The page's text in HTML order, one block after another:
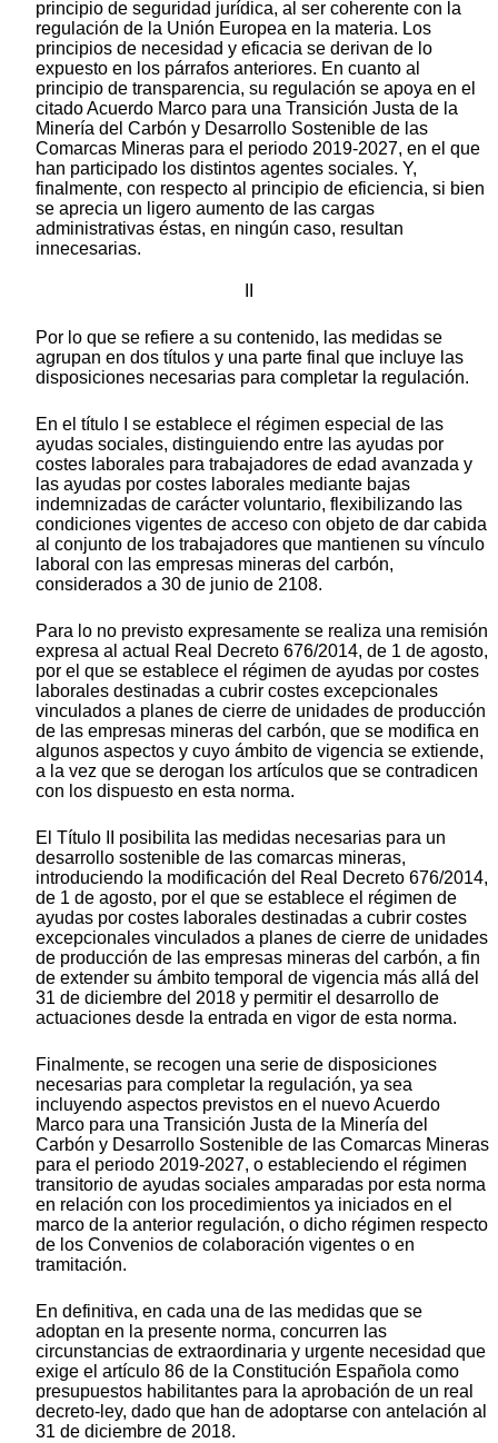
principio de seguridad jurídica, al ser coherente con la
regulación de la Unión Europea en la materia. Los
principios de necesidad y eficacia se derivan de lo
expuesto en los párrafos anteriores. En cuanto al
principio de transparencia, su regulación se apoya en el
citado Acuerdo Marco para una Transición Justa de la
Minería del Carbón y Desarrollo Sostenible de las
Comarcas Mineras para el periodo 2019-2027, en el que
han participado los distintos agentes sociales. Y,
finalmente, con respecto al principio de eficiencia, si bien
se aprecia un ligero aumento de las cargas
administrativas éstas, en ningún caso, resultan
innecesarias.
Por lo que se refiere a su contenido, las medidas se
agrupan en dos títulos y una parte final que incluye las
disposiciones necesarias para completar la regulación.
En el título I se establece el régimen especial de las
ayudas sociales, distinguiendo entre las ayudas por
costes laborales para trabajadores de edad avanzada y
las ayudas por costes laborales mediante bajas
indemnizadas de carácter voluntario, flexibilizando las
condiciones vigentes de acceso con objeto de dar cabida
al conjunto de los trabajadores que mantienen su vínculo
laboral con las empresas mineras del carbón,
considerados a 30 de junio de 2108.
Para lo no previsto expresamente se realiza una remisión
expresa al actual Real Decreto 676/2014, de 1 de agosto,
por el que se establece el régimen de ayudas por costes
laborales destinadas a cubrir costes excepcionales
vinculados a planes de cierre de unidades de producción
de las empresas mineras del carbón, que se modifica en
algunos aspectos y cuyo ámbito de vigencia se extiende,
a la vez que se derogan los artículos que se contradicen
con los dispuesto en esta norma.
El Título II posibilita las medidas necesarias para un
desarrollo sostenible de las comarcas mineras,
introduciendo la modificación del Real Decreto 676/2014,
de 1 de agosto, por el que se establece el régimen de
ayudas por costes laborales destinadas a cubrir costes
excepcionales vinculados a planes de cierre de unidades
de producción de las empresas mineras del carbón, a fin
de extender su ámbito temporal de vigencia más allá del
31 de diciembre del 2018 y permitir el desarrollo de
actuaciones desde la entrada en vigor de esta norma.
Finalmente, se recogen una serie de disposiciones
necesarias para completar la regulación, ya sea
incluyendo aspectos previstos en el nuevo Acuerdo
Marco para una Transición Justa de la Minería del
Carbón y Desarrollo Sostenible de las Comarcas Mineras
para el periodo 2019-2027, o estableciendo el régimen
transitorio de ayudas sociales amparadas por esta norma
en relación con los procedimientos ya iniciados en el
marco de la anterior regulación, o dicho régimen respecto
de los Convenios de colaboración vigentes o en
tramitación.
En definitiva, en cada una de las medidas que se
adoptan en la presente norma, concurren las
circunstancias de extraordinaria y urgente necesidad que
exige el artículo 86 de la Constitución Española como
presupuestos habilitantes para la aprobación de un real
decreto-ley, dado que han de adoptarse con antelación al
31 de diciembre de 2018.